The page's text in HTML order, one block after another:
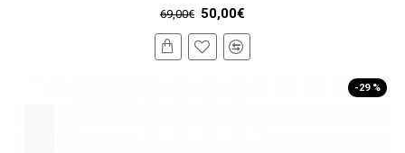
50,00€
69,00€
-29 %